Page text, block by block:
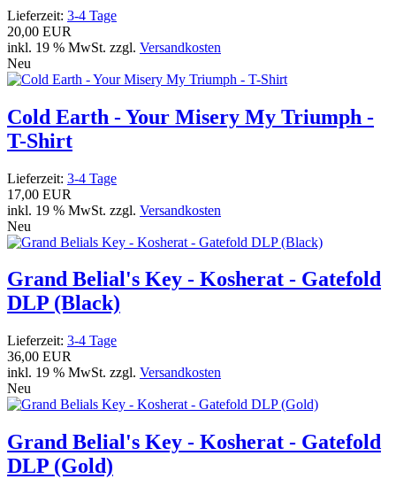
Lieferzeit: 3-4 Tage
20,00 EUR
inkl. 19 % MwSt. zzgl. Versandkosten
Neu
Cold Earth - Your Misery My Triumph -
T-Shirt
Lieferzeit: 3-4 Tage
17,00 EUR
inkl. 19 % MwSt. zzgl. Versandkosten
Neu
Grand Belial's Key - Kosherat - Gatefold
DLP (Black)
Lieferzeit: 3-4 Tage
36,00 EUR
inkl. 19 % MwSt. zzgl. Versandkosten
Neu
Grand Belial's Key - Kosherat - Gatefold
DLP (Gold)